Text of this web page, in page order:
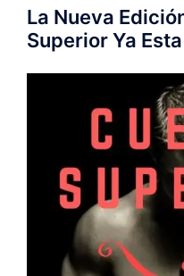
La Nueva
Superior Ya